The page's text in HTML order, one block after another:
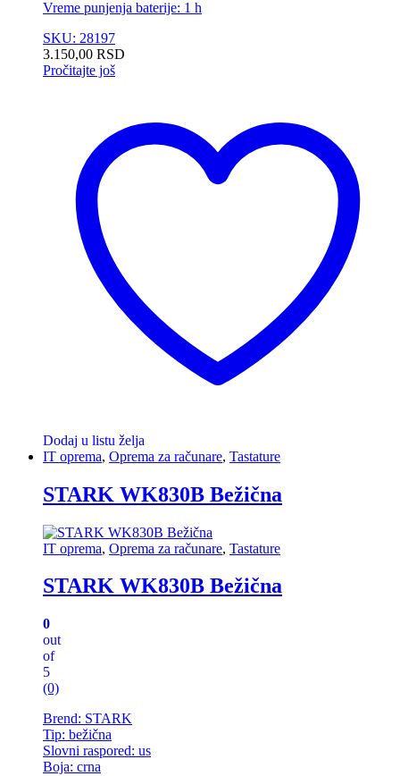
Vreme punjenja baterije: 1 h
SKU: 28197
3.150,00 RSD
Pročitajte još
Dodaj u listu želja
IT oprema, Oprema za računare, Tastature
STARK WK830B Bežična
IT oprema, Oprema za računare, Tastature
STARK WK830B Bežična
0
out
of
5
(0)
Brend: STARK
Tip: bežična
Slovni raspored: us
Boja: crna